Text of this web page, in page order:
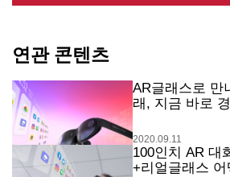
연관 콘텐츠
AR글래스로 만
래, 지금 바로
2020.09.11
100인치 AR 대
+리얼글래스